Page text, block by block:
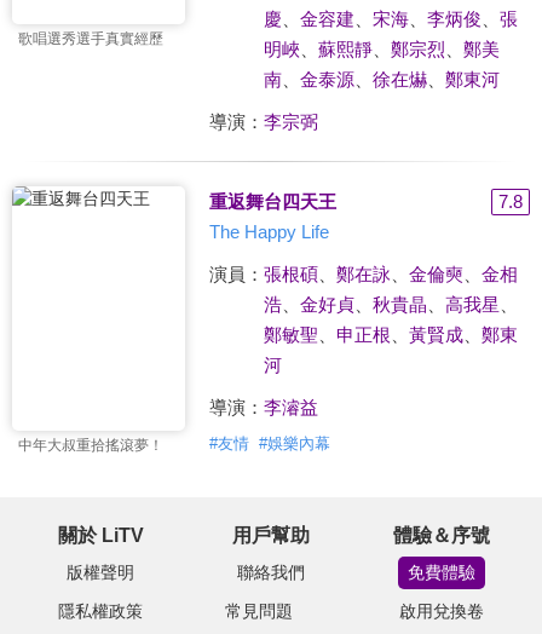
歌唱選秀選手真實經歷
慶
金容建 宋海、 李炳俊
張
明峽
蘇熙靜、 鄭宗烈
鄭美
南、 金泰源、 徐在爀、 鄭東河
導演： 李宗弼
中年大叔重拾搖滾夢！
重返舞台四天王
7.8
The Happy Life
演員： 張根碩、 鄭在詠 金倫奭
金相
浩、 金好貞、 秋貴晶 高我星
鄭敏聖
申正根 黃賢成、 鄭東
河
導演： 李濬益
#友情 #娛樂內幕
關於 LiTV
版權聲明
隱私權政策
用戶幫助
聯絡我們
常見問題
體驗＆序號
免費體驗
啟用兌換卷